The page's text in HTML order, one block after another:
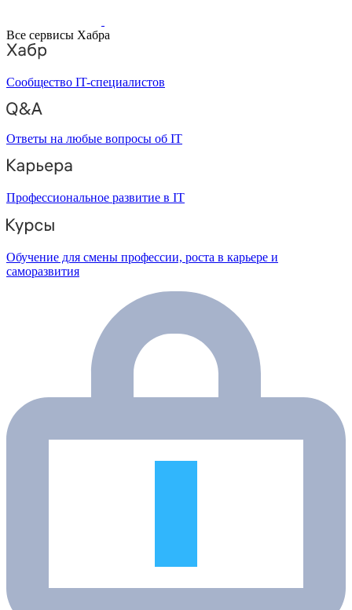
Все сервисы Хабра
Сообщество IT-специалистов
Ответы на любые вопросы об IT
Профессиональное развитие в IT
Обучение для смены профессии, роста в карьере и
саморазвития